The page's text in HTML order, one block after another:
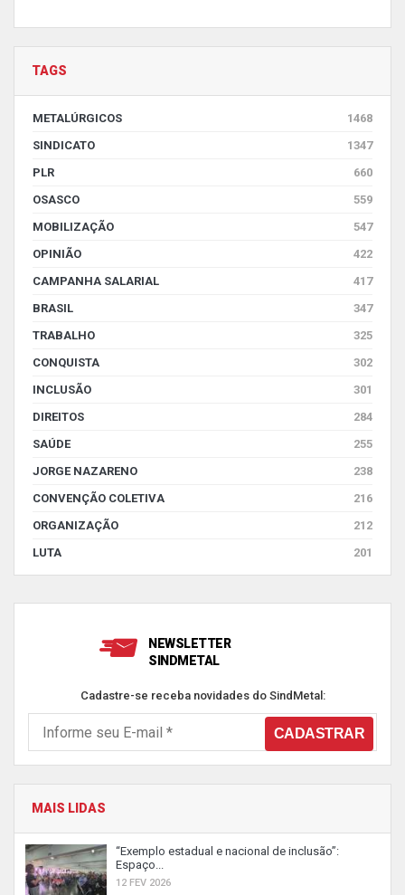
TAGS
METALÚRGICOS
1468
SINDICATO
1347
PLR
660
OSASCO
559
MOBILIZAÇÃO
547
OPINIÃO
422
CAMPANHA SALARIAL
417
BRASIL
347
TRABALHO
325
CONQUISTA
302
INCLUSÃO
301
DIREITOS
284
SAÚDE
255
JORGE NAZARENO
238
CONVENÇÃO COLETIVA
216
ORGANIZAÇÃO
212
LUTA
201
NEWSLETTER
SINDMETAL
Cadastre-se receba novidades do SindMetal:
MAIS LIDAS
“Exemplo estadual e nacional de inclusão”:
Espaço...
12 FEV 2026